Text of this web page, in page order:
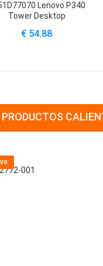
Lenovo P340
Tower Desktop
€ 54.88
PRODUCTOS